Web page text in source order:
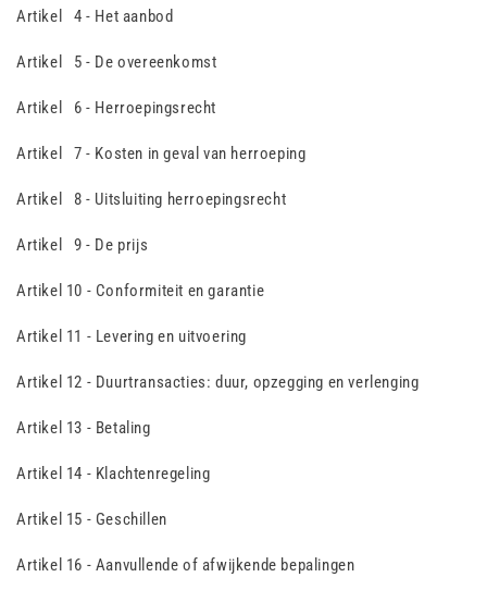
Artikel 4 - Het aanbod
Artikel 5 - De overeenkomst
Artikel 6 - Herroepingsrecht
Artikel 7 - Kosten in geval van herroeping
Artikel 8 - Uitsluiting herroepingsrecht
Artikel 9 - De prijs
Artikel 10 - Conformiteit en garantie
Artikel 11 - Levering en uitvoering
Artikel 12 - Duurtransacties: duur, opzegging en verlenging
Artikel 13 - Betaling
Artikel 14 - Klachtenregeling
Artikel 15 - Geschillen
Artikel 16 - Aanvullende of afwijkende bepalingen